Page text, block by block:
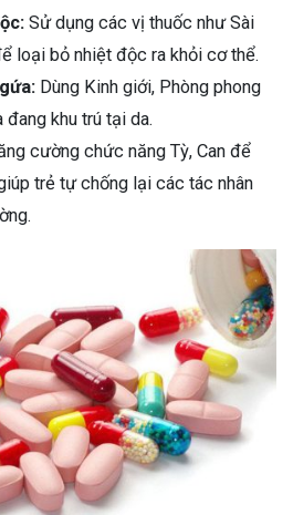
Sử dụng các vị thuốc như Sài
loại bỏ nhiệt độc ra khỏi cơ thể.
Dùng Kinh giới, Phòng phong
khu trú tại da.
cường chức năng Tỳ, Can để
trẻ tự chống lại các tác nhân